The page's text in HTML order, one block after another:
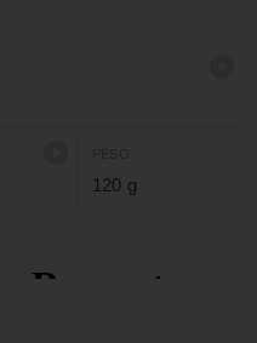
120 g